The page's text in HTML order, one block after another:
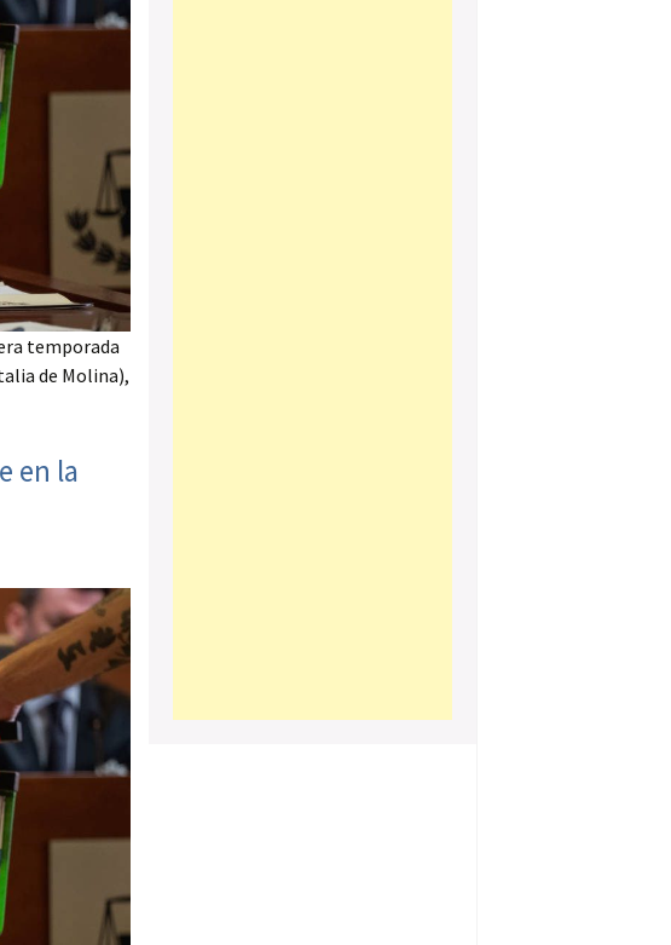
temporada
de Molina),
en la